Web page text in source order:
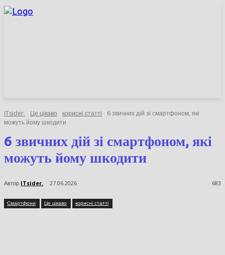
ITsider. Це цікаво корисні статті
6 звичних дій зі смартфоном, які
можуть йому шкодити
6 звичних дій зі смартфоном,
які можуть йому шкодити
Автор ITsider. 27.06.2026 683
Смартфони Це цікаво корисні статті